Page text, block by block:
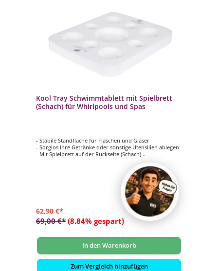
Kool Tray Schwimmtablett mit Spielbrett
(Schach) für Whirlpools und Spas
- Stabile Standfläche für Flaschen und Gläser
- Sorglos Ihre Getränke oder sonstige Utensilien ablegen
- Mit Spielbrett auf der Rückseite (Schach)
62,90 €*
69,00 €* (8.84% gespart)
In den Warenkorb
Zum Vergleich hinzufügen